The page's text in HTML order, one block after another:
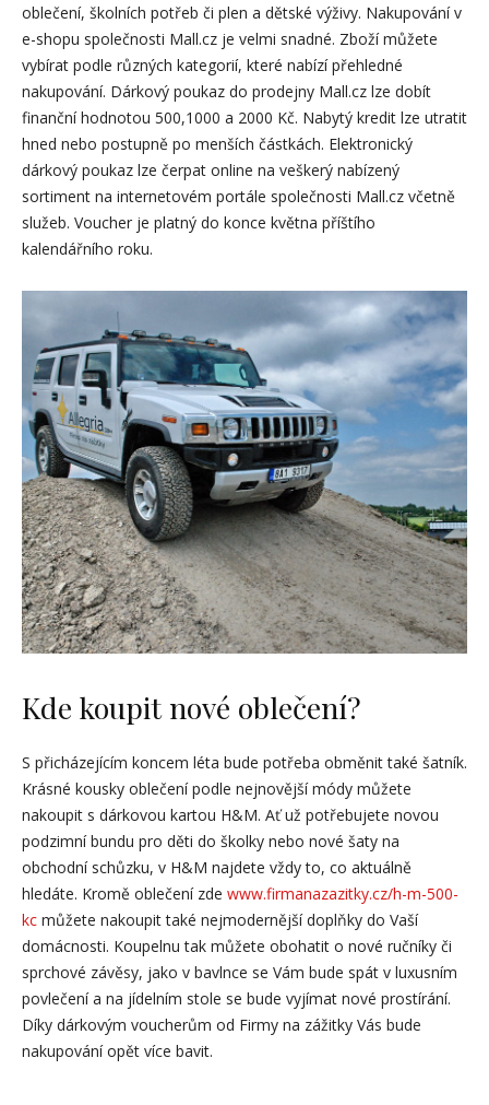
oblečení, školních potřeb či plen a dětské výživy. Nakupování v
e-shopu společnosti Mall.cz je velmi snadné. Zboží můžete
vybírat podle různých kategorií, které nabízí přehledné
nakupování. Dárkový poukaz do prodejny Mall.cz lze dobít
finanční hodnotou 500,1000 a 2000 Kč. Nabytý kredit lze utratit
hned nebo postupně po menších částkách. Elektronický
dárkový poukaz lze čerpat online na veškerý nabízený
sortiment na internetovém portále společnosti Mall.cz včetně
služeb. Voucher je platný do konce května příštího
kalendářního roku.
Kde koupit nové oblečení?
S přicházejícím koncem léta bude potřeba obměnit také šatník.
Krásné kousky oblečení podle nejnovější módy můžete
nakoupit s dárkovou kartou H&M. Ať už potřebujete novou
podzimní bundu pro děti do školky nebo nové šaty na
obchodní schůzku, v H&M najdete vždy to, co aktuálně
hledáte. Kromě oblečení zde www.firmanazazitky.cz/h-m-500-
kc můžete nakoupit také nejmodernější doplňky do Vaší
domácnosti. Koupelnu tak můžete obohatit o nové ručníky či
sprchové závěsy, jako v bavlnce se Vám bude spát v luxusním
povlečení a na jídelním stole se bude vyjímat nové prostírání.
Díky dárkovým voucherům od Firmy na zážitky Vás bude
nakupování opět více bavit.